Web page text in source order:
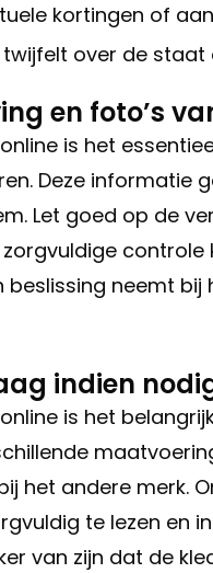
kortingen of
over de
en foto’s
is het
Deze informatie
Let goed op de
neemt
indien
is het
het andere merk.
te lezen en
van zijn dat de